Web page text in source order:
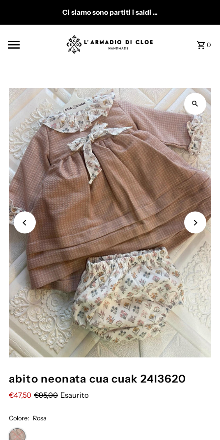
Vai direttamente ai contenutiCi siamo sono partiti i saldi ...
0
abito neonata cua cuak 24I3620
€47,50 €95,00 Esaurito
Colore: Rosa